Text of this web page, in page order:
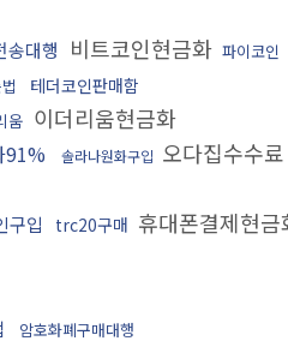
대행 비트코인현금화 파이코인
테더코인판매함
움 이더리움현금화
91% 솔라나원화구입 오다집수수료
구입 trc20구매 휴대폰결제현
암호화폐구매대행